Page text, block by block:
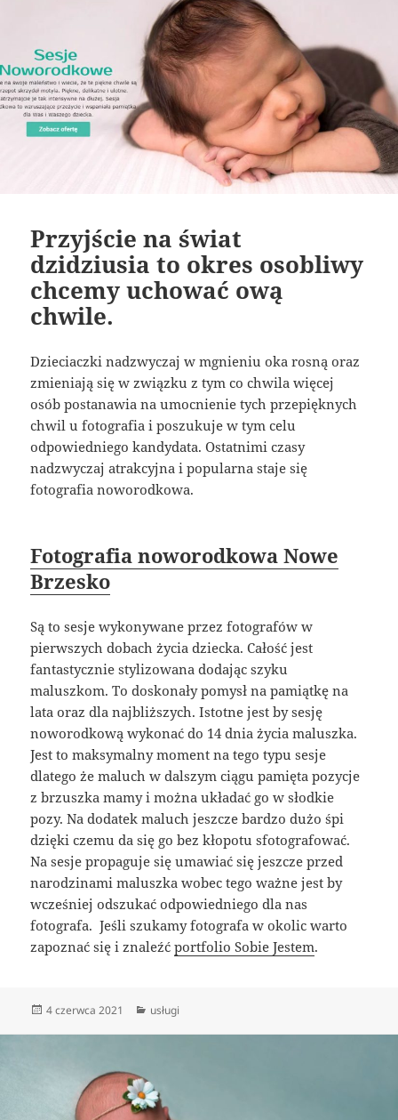
Przyjście na świat
dzidziusia to okres osobliwy
chcemy uchować ową
chwile.
Dzieciaczki nadzwyczaj w mgnieniu oka rosną oraz
zmieniają się w związku z tym co chwila więcej
osób postanawia na umocnienie tych przepięknych
chwil u fotografia i poszukuje w tym celu
odpowiedniego kandydata. Ostatnimi czasy
nadzwyczaj atrakcyjna i popularna staje się
fotografia noworodkowa.
Fotografia noworodkowa Nowe
Brzesko
Są to sesje wykonywane przez fotografów w
pierwszych dobach życia dziecka. Całość jest
fantastycznie stylizowana dodając szyku
maluszkom. To doskonały pomysł na pamiątkę na
lata oraz dla najbliższych. Istotne jest by sesję
noworodkową wykonać do 14 dnia życia maluszka.
Jest to maksymalny moment na tego typu sesje
dlatego że maluch w dalszym ciągu pamięta pozycje
z brzuszka mamy i można układać go w słodkie
pozy. Na dodatek maluch jeszcze bardzo dużo śpi
dzięki czemu da się go bez kłopotu sfotografować.
Na sesje propaguje się umawiać się jeszcze przed
narodzinami maluszka wobec tego ważne jest by
wcześniej odszukać odpowiedniego dla nas
fotografa. Jeśli szukamy fotografa w okolic warto
zapoznać się i znaleźćportfolio Sobie Jestem.
Data
4 czerwca 2021 Kategorie
usługi